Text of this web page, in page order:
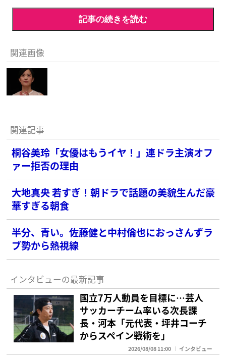
記事の続きを読む
関連画像
関連記事
桐谷美玲「女優はもうイヤ！」連ドラ主演オフ
ァー拒否の理由
大地真央 若すぎ！朝ドラで話題の美貌生んだ豪
華すぎる朝食
半分、青い。佐藤健と中村倫也におっさんずラ
ブ勢から熱視線
インタビューの最新記事
国立7万人動員を目標に…芸人
サッカーチーム率いる次長課
長・河本「元代表・坪井コーチ
からスペイン戦術を」
2026/08/08 11:00 インタビュー